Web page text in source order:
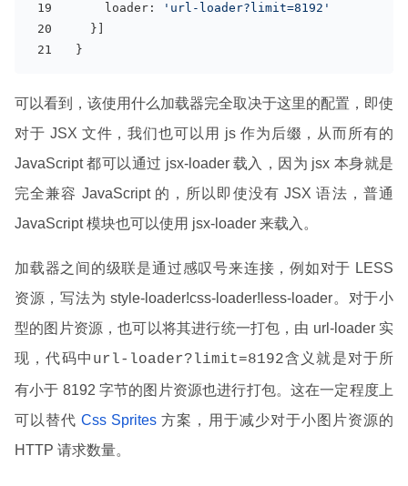
      loader:
'url-loader?limit=8192'
    }]
  }
可以看到，该使用什么加载器完全取决于这里的配置，即使
对于 JSX 文件，我们也可以用 js 作为后缀，从而所有的
JavaScript 都可以通过 jsx-loader 载入，因为 jsx 本身就是
完全兼容 JavaScript 的，所以即使没有 JSX 语法，普通
JavaScript 模块也可以使用 jsx-loader 来载入。
加载器之间的级联是通过感叹号来连接，例如对于 LESS
资源，写法为 style-loader!css-loader!less-loader。对于小
型的图片资源，也可以将其进行统一打包，由 url-loader 实
现，代码中 url-loader?limit=8192含义就是对于所
有小于 8192 字节的图片资源也进行打包。这在一定程度上
可以替代 Css Sprites方案，用于减少对于小图片资源的
HTTP 请求数量。